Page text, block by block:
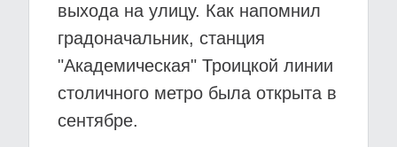
выхода на улицу. Как напомнил
градоначальник, станция
"Академическая" Троицкой линии
столичного метро была открыта в
сентябре.